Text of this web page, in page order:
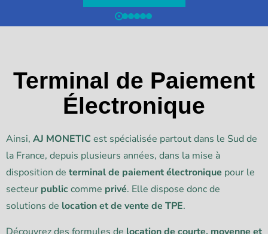
Terminal de Paiement
Électronique
Ainsi, AJ MONETICest spécialisée partout dans le Sud de
la France, depuis plusieurs années, dans la mise à
disposition de terminal de paiement électronique pour le
secteur public comme privé. Elle dispose donc de
solutions de location et de vente de TPE.